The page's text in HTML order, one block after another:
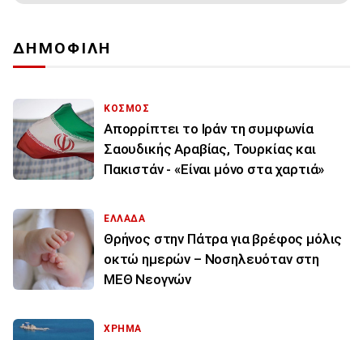
ΔΗΜΟΦΙΛΗ
ΚΟΣΜΟΣ
Απορρίπτει το Ιράν τη συμφωνία
Σαουδικής Αραβίας, Τουρκίας και
Πακιστάν - «Είναι μόνο στα χαρτιά»
ΕΛΛΑΔΑ
Θρήνος στην Πάτρα για βρέφος μόλις
οκτώ ημερών – Νοσηλευόταν στη
ΜΕΘ Νεογνών
ΧΡΗΜΑ